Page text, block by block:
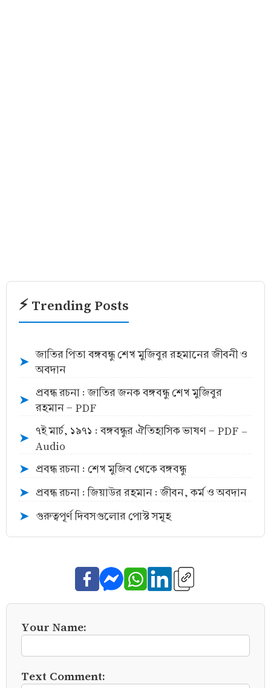
⚡ Trending Posts
➤
জাতির পিতা বঙ্গবন্ধু শেখ মুজিবুর রহমানের জীবনী ও
অবদান
➤
প্রবন্ধ রচনা : জাতির জনক বঙ্গবন্ধু শেখ মুজিবুর
রহমান - PDF
➤
৭ই মার্চ, ১৯৭১ : বঙ্গবন্ধুর ঐতিহাসিক ভাষণ - PDF -
Audio
➤ প্রবন্ধ রচনা : শেখ মুজিব থেকে বঙ্গবন্ধু
➤ প্রবন্ধ রচনা : জিয়াউর রহমান : জীবন, কর্ম ও অবদান
➤ গুরুত্বপূর্ণ দিবসগুলোর পোস্ট সমূহ
Your Name:
Text Comment: